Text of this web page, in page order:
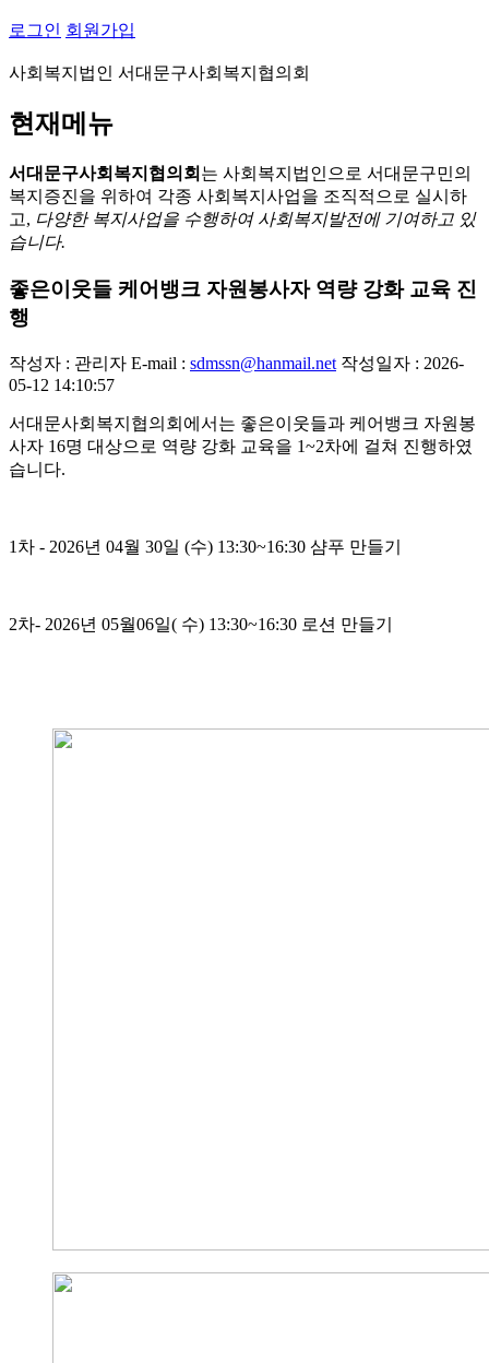
로그인 회원가입
사회복지법인 서대문구사회복지협의회
현재메뉴
서대문구사회복지협의회 는 사회복지법인으로 서대문구민의
복지증진을 위하여 각종 사회복지사업을 조직적으로 실시하
고, 다양한 복지사업을 수행하여 사회복지발전에 기여하고 있
습니다.
좋은이웃들 케어뱅크 자원봉사자 역량 강화 교육 진
행
작성자 : 관리자 E-mail : sdmssn@hanmail.net 작성일자 : 2026-
05-12 14:10:57
서대문사회복지협의회에서는 좋은이웃들과 케어뱅크 자원봉
사자 16명 대상으로 역량 강화 교육을 1~2차에 걸쳐 진행하였
습니다.
1차 - 2026년 04월 30일 (수) 13:30~16:30 샴푸 만들기
2차- 2026년 05월06일( 수) 13:30~16:30 로션 만들기